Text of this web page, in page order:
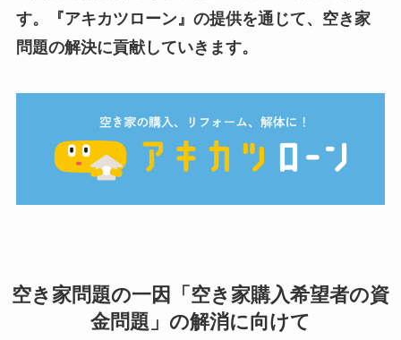
す。『アキカツローン』の提供を通じて、空き家
問題の解決に貢献していきます。
空き家問題の一因「空き家購入希望者の資
金問題」の解消に向けて